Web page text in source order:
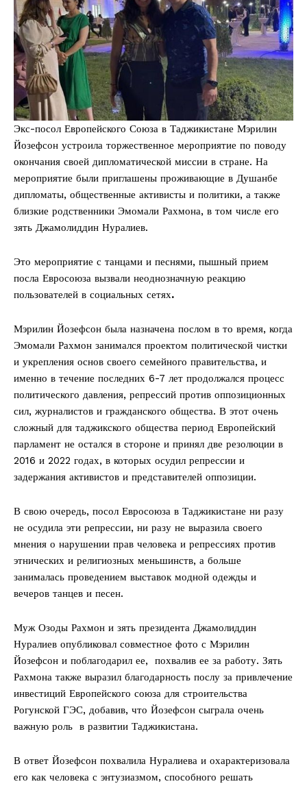
Экс-посол Европейского Союза в Таджикистане Мэрилин
Йозефсон устроила торжественное мероприятие по поводу
окончания своей дипломатической миссии в стране. На
мероприятие были приглашены проживающие в Душанбе
дипломаты, общественные активисты и политики, а также
близкие родственники Эмомали Рахмона, в том числе его
зять Джамолиддин Нуралиев.
Это мероприятие с танцами и песнями, пышный прием
посла Евросоюза вызвали неоднозначную реакцию
пользователей в социальных сетях.
Мэрилин Йозефсон была назначена послом в то время, когда
Эмомали Рахмон занимался проектом политической чистки
и укрепления основ своего семейного правительства, и
именно в течение последних 6-7 лет продолжался процесс
политического давления, репрессий против оппозиционных
сил, журналистов и гражданского общества. В этот очень
сложный для таджикского общества период Европейский
парламент не остался в стороне и принял две резолюции в
2016 и 2022 годах, в которых осудил репрессии и
задержания активистов и представителей оппозиции.
В свою очередь, посол Евросоюза в Таджикистане ни разу
не осудила эти репрессии, ни разу не выразила своего
мнения о нарушении прав человека и репрессиях против
этнических и религиозных меньшинств, а больше
занималась проведением выставок модной одежды и
вечеров танцев и песен.
Муж Озоды Рахмон и зять президента Джамолиддин
Нуралиев опубликовал совместное фото с Мэрилин
Йозефсон и поблагодарил ее, похвалив ее за работу. Зять
Рахмона также выразил благодарность послу за привлечение
инвестиций Европейского союза для строительства
Рогунской ГЭС, добавив, что Йозефсон сыграла очень
важную роль в развитии Таджикистана.
В ответ Йозефсон похвалила Нуралиева и охарактеризовала
его как человека с энтузиазмом, способного решать